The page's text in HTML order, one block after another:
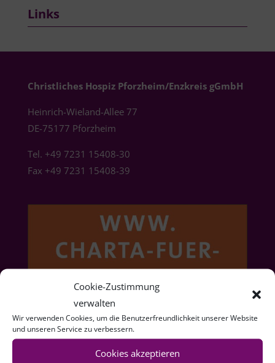
Cookie-Zustimmung
verwalten
Wir verwenden Cookies, um die Benutzerfreundlichkeit unserer Website
und unseren Service zu verbessern.
Cookies akzeptieren
Links
Christliches Hospiz Pforzheim/Enzkreis gGmbH
Heinrich-Wieland-Allee 77
DE-75177 Pforzheim
Tel. +49 7231 15408-30
Fax +49 7231 15408-39